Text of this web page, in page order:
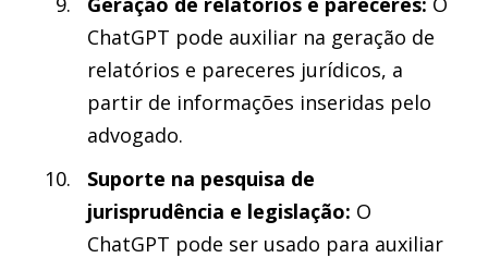
ChatGPT pode auxiliar na geração de
relatórios e pareceres jurídicos, a
partir de informações inseridas pelo
advogado.
Suporte na pesquisa de
jurisprudência e legislação: O
ChatGPT pode ser usado para auxiliar